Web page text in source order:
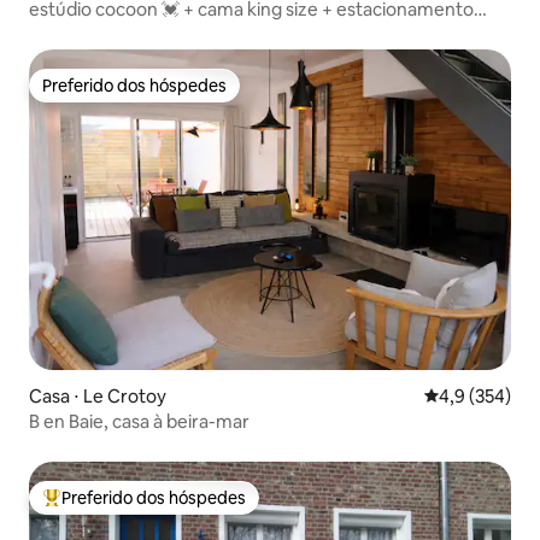
estúdio cocoon 💓 + cama king size + estacionamento
Preferido dos hóspedes
Preferido dos hóspedes
Casa ⋅ Le Crotoy 4,9 de uma
4,9 (354)
B en Baie, casa à beira-mar
Entre os melhores preferidos dos hóspedes
Preferido dos hóspedes